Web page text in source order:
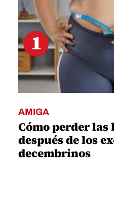
Cómo perder las
después de los
decembrinos